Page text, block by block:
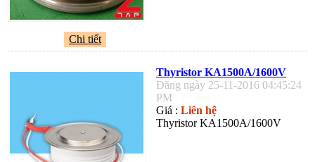
Chi tiết
Thyristor KA1500A/1600V
Đăng ngày 25-11-2016 04:45:24
PM
Giá : Liên hệ
Thyristor KA1500A/1600V